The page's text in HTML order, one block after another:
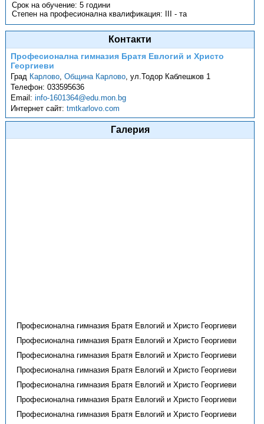
Срок на обучение: 5 години
Степен на професионална квалификация: III - та
Контакти
Професионална гимназия Братя Евлогий и Христо
Георгиеви
Град Карлово,Община Карлово,ул.Тодор Каблешков 1
Телефон:033595636
Email:info-1601364@edu.mon.bg
Интернет сайт:tmtkarlovo.com
Галерия
Професионална гимназия Братя Евлогий и Христо Георгиеви
Професионална гимназия Братя Евлогий и Христо Георгиеви
Професионална гимназия Братя Евлогий и Христо Георгиеви
Професионална гимназия Братя Евлогий и Христо Георгиеви
Професионална гимназия Братя Евлогий и Христо Георгиеви
Професионална гимназия Братя Евлогий и Христо Георгиеви
Професионална гимназия Братя Евлогий и Христо Георгиеви